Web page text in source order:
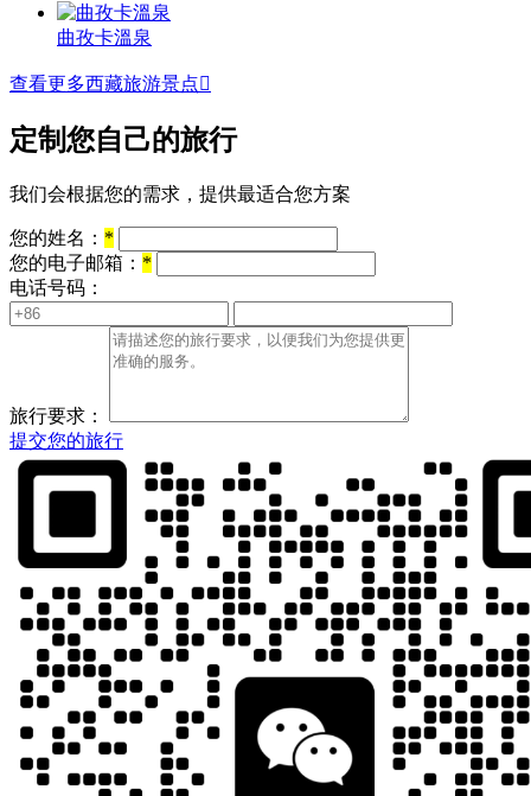
曲孜卡溫泉
查看更多西藏旅游景点
定制您自己的旅行
我们会根据您的需求，提供最适合您方案
您的姓名： *
您的电子邮箱： *
电话号码：
旅行要求：
提交您的旅行